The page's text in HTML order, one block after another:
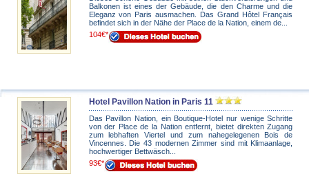
Balkonen ist eines der Gebäude, die den Charme und die
Eleganz von Paris ausmachen. Das Grand Hôtel Français
befindet sich in der Nähe der Place de la Nation, einem de...
104€*
Hotel Pavillon Nation in Paris 11
Das Pavillon Nation, ein Boutique-Hotel nur wenige Schritte
von der Place de la Nation entfernt, bietet direkten Zugang
zum lebhaften Viertel und zum nahegelegenen Bois de
Vincennes. Die 43 modernen Zimmer sind mit Klimaanlage,
hochwertiger Bettwäsch...
93€*